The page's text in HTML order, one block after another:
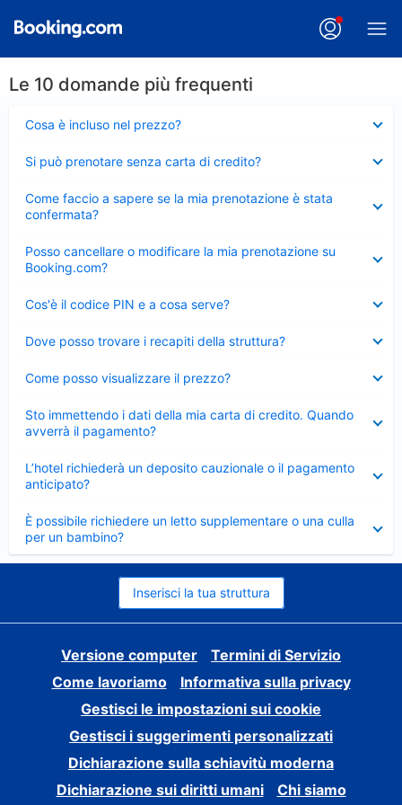
Le 10 domande più frequenti
Cosa è incluso nel prezzo?
chiuso
Si può prenotare senza carta di credito?
chiuso
Come faccio a sapere se la mia prenotazione è stata
confermata?
chiuso
Posso cancellare o modificare la mia prenotazione su
Booking.com?
chiuso
Cos'è il codice PIN e a cosa serve?
chiuso
Dove posso trovare i recapiti della struttura?
chiuso
Come posso visualizzare il prezzo?
chiuso
Sto immettendo i dati della mia carta di credito. Quando
avverrà il pagamento?
chiuso
L’hotel richiederà un deposito cauzionale o il pagamento
anticipato?
chiuso
È possibile richiedere un letto supplementare o una culla
per un bambino?
Elemento
chiuso
Inserisci la tua struttura
Versione computer
Termini di Servizio
Come lavoriamo
Informativa sulla privacy
Gestisci le impostazioni sui cookie
Gestisci i suggerimenti personalizzati
Dichiarazione sulla schiavitù moderna
Dichiarazione sui diritti umani
Chi siamo